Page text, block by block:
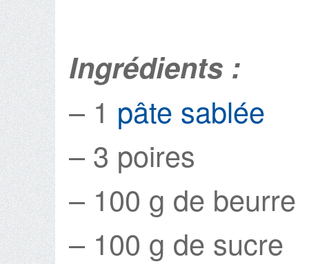
Ingrédients :
– 1 pâte sablée
– 3 poires
– 100 g de beurre
– 100 g de sucre